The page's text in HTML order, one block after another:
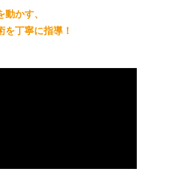
動かす、
を丁寧に指導！